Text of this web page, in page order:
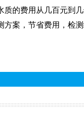
的费用从几百元到
案，节省费用，检测